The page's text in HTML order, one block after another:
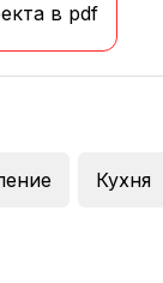
в pdf
Кухня